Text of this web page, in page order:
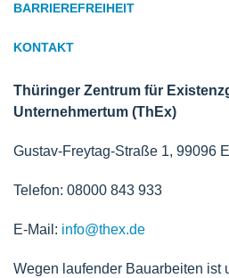
BARRIEREFREIHEIT
KONTAKT
Thüringer Zentrum für
Unternehmertum (ThEx)
Gustav-Freytag-Straße 1, 99096
Telefon: 08000 843 933
E-Mail: info@thex.de
Wegen laufender Bauarbeiten ist